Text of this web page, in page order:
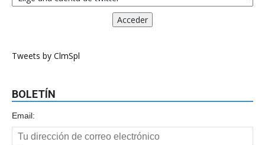
Tweets by ClmSpl
BOLETÍN
Email: